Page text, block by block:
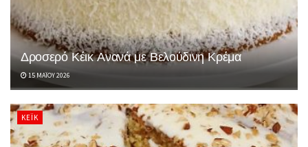
Δροσερό Κέικ Ανανά με Βελούδινη Κρέμα
15 ΜΑΪ́ΟΥ 2026
ΚΈΙΚ